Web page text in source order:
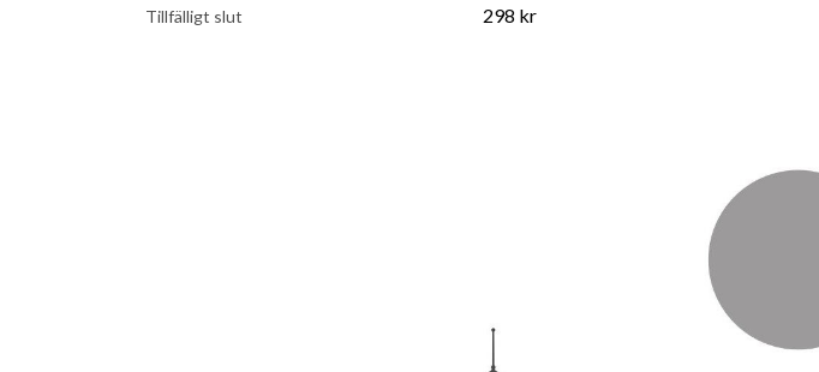
Tillfälligt slut
298 kr